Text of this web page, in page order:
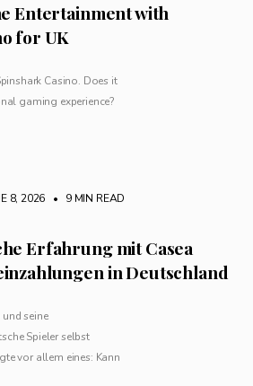
Entertainment with
for UK
Casino. Does it
gaming experience?
8, 2026 • 9 MIN READ
Erfahrung mit Casea
in Deutschland
seine
Spieler selbst
vor allem eines: Kann